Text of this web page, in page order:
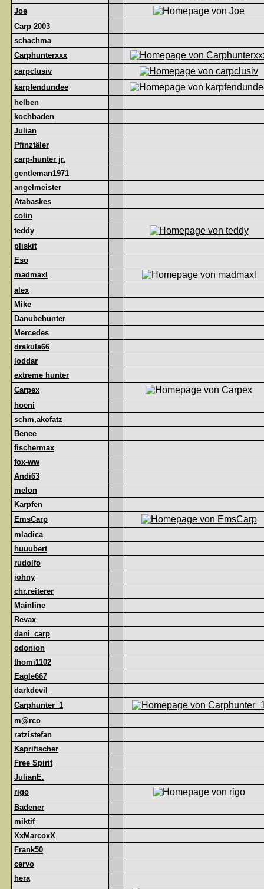
Joe
Carp 2003
schachma
Carphunterxxx
carpclusiv
karpfendundee
helben
kochbaden
Julian
Pfinztäler
carp-hunter jr.
gentleman1971
angelmeister
Atabaskes
colin
teddy
pliskit
Eso
madmaxl
alex
Mike
Danubehunter
Mercedes
drakula66
loddar
extreme hunter
Carpex
hoeni
schm,akofatz
Benee
fischermax
fox-ww
Andi63
melon
Karpfen
EmsCarp
mladica
huuubert
rudolfo
johny
chr.reiterer
Mainline
Revax
dani_carp
odonion
thomi1102
Eagle667
darkdevil
Carphunter_1
m@rco
ratzistefan
Kaprifischer
Free Spirit
JulianE.
rigo
Badener
miktif
XxMarcoxX
Frank50
cervo
hera